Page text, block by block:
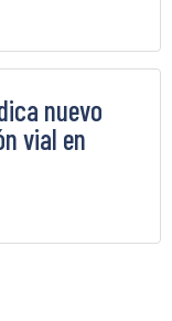
nuevo
vial en